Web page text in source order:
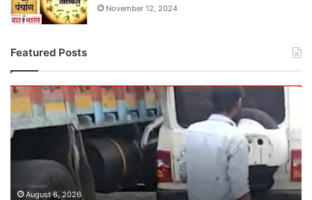
November 12, 2024
Featured Posts
दर्दनाक
हादसा:
तेज
कार
ट्रकAugust 6, 2026